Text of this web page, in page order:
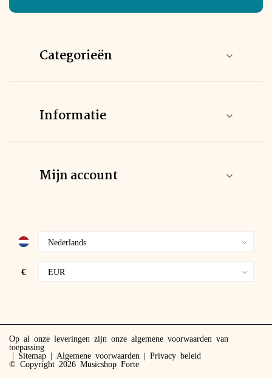
Categorieën
Informatie
Mijn account
€
Op al onze leveringen zijn onze algemene voorwaarden van
toepassing
Sitemap
Algemene voorwaarden
Privacy beleid
© Copyright 2026 Musicshop Forte